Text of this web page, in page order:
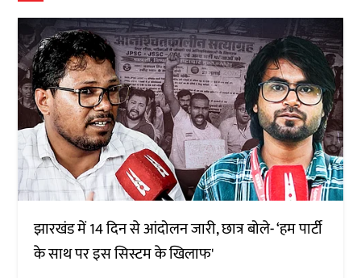
झारखंड में 14 दिन से आंदोलन जारी, छात्र बोले- ‘हम पार्टी
के साथ पर इस सिस्टम के खिलाफ'